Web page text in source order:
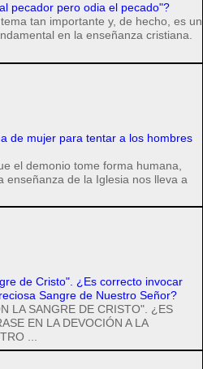
pecador pero odia el pecado"?
tan importante y, de hecho, es un
en la enseñanza cristiana.
de mujer para tentar a los hombres
el demonio tome forma humana,
enseñanza de la Iglesia nos lleva a
de Cristo". ¿Es correcto invocar
Sangre de Nuestro Señor?
LA SANGRE DE CRISTO". ¿ES
EN LA DEVOCIÓN A LA
...